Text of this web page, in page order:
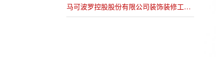
马可波罗控股股份有限公司装饰装修工（镶贴工）职业技能等级认定评价结果公示